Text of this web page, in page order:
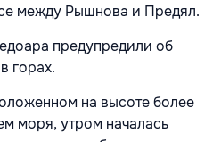
между Рышнова и Предял.
предупредили об
горах.
на высоте более
моря, утром началась